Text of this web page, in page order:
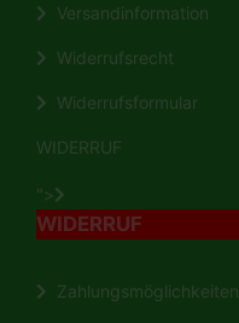
Versandinformation
Widerrufsrecht
Widerrufsformular
WIDERRUF
">
WIDERRUF
Zahlungsmöglichkeiten